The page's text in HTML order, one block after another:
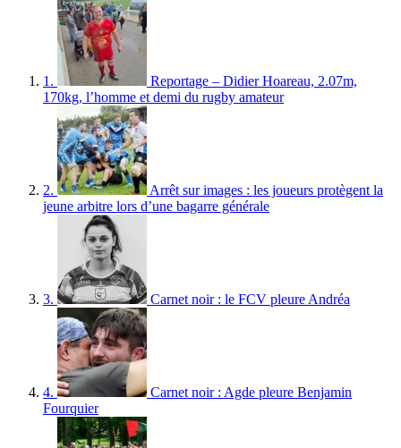
1.
Reportage – Didier Hoareau, 2.07m,
170kg, l’homme et demi du rugby amateur
2.
Arrêt sur images : les joueurs protègent la
jeune arbitre lors d’une bagarre générale
3. Carnet noir : le FCV pleure Andréa
4.
Carnet noir : Agde pleure Benjamin
Fourquier